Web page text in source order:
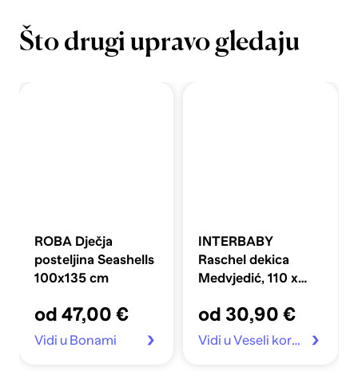
Što drugi upravo gledaju
ROBA Dječja
posteljina Seashells
100x135 cm
od 47,00 €
Vidi u Bonami
INTERBABY
Raschel dekica
Medvjedić, 110 x
od 30,90 €
Vidi u Veseli koraci